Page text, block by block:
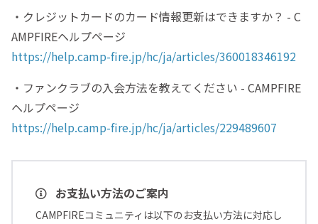
・クレジットカードのカード情報更新はできますか？ - C
AMPFIREヘルプページ
https://help.camp-fire.jp/hc/ja/articles/360018346192
・ファンクラブの入会方法を教えてください - CAMPFIRE
ヘルプページ
https://help.camp-fire.jp/hc/ja/articles/229489607
お支払い方法のご案内
CAMPFIREコミュニティは以下のお支払い方法に対応し